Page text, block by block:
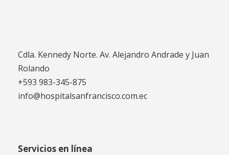
Cdla. Kennedy Norte. Av. Alejandro Andrade y Juan
Rolando
+593 983-345-875
info@hospitalsanfrancisco.com.ec
Servicios en línea